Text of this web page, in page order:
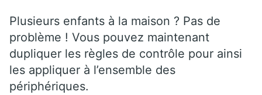
Plusieurs enfants à la maison ? Pas de
problème ! Vous pouvez maintenant
dupliquer les règles de contrôle pour ainsi
les appliquer à l’ensemble des
périphériques.